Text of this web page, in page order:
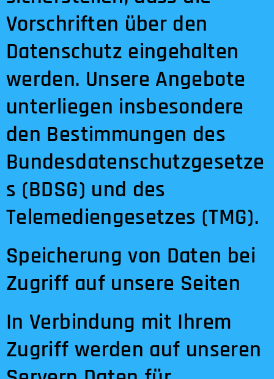
Vorschriften über den
Datenschutz eingehalten
werden. Unsere Angebote
unterliegen insbesondere
den Bestimmungen des
Bundesdatenschutzgesetze
s (BDSG) und des
Telemediengesetzes (TMG).
Speicherung von Daten bei
Zugriff auf unsere Seiten
In Verbindung mit Ihrem
Zugriff werden auf unseren